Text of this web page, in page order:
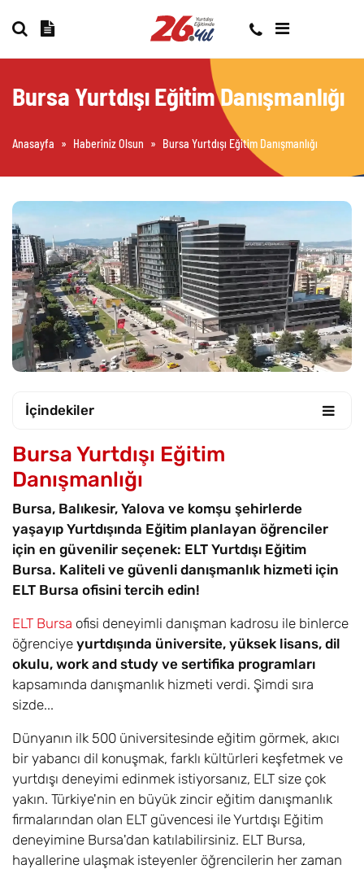
Bursa Yurtdışı Eğitim Danışmanlığı
Anasayfa » Haberiniz Olsun » Bursa Yurtdışı Eğitim Danışmanlığı
İçindekiler
Bursa Yurtdışı Eğitim
Danışmanlığı
Bursa, Balıkesir, Yalova ve komşu şehirlerde
yaşayıp Yurtdışında Eğitim planlayan öğrenciler
için en güvenilir seçenek: ELT Yurtdışı Eğitim
Bursa. Kaliteli ve güvenli danışmanlık hizmeti için
ELT Bursa ofisini tercih edin!
ELT Bursa ofisi deneyimli danışman kadrosu ile binlerce
öğrenciye yurtdışında üniversite, yüksek lisans, dil
okulu, work and study ve sertifika programları
kapsamında danışmanlık hizmeti verdi. Şimdi sıra
sizde...
Dünyanın ilk 500 üniversitesinde eğitim görmek, akıcı
bir yabancı dil konuşmak, farklı kültürleri keşfetmek ve
yurtdışı deneyimi edinmek istiyorsanız, ELT size çok
yakın. Türkiye'nin en büyük zincir eğitim danışmanlık
firmalarından olan ELT güvencesi ile Yurtdışı Eğitim
deneyimine Bursa'dan katılabilirsiniz. ELT Bursa,
hayallerine ulaşmak isteyenler öğrencilerin her zaman